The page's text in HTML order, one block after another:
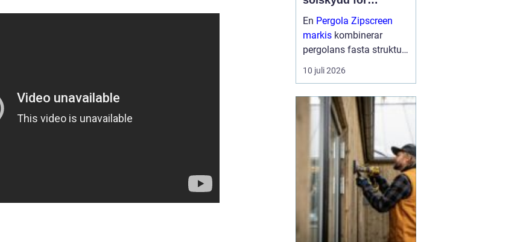
moderna uterum
En Pergola Zipscreen
markis kombinerar
pergolans fasta struktur
med screenmarkisens
smarta solskydd.
som går att använda
större delen av året, med
bra skydd mot sol, vind
och reg...
10 juli 2026